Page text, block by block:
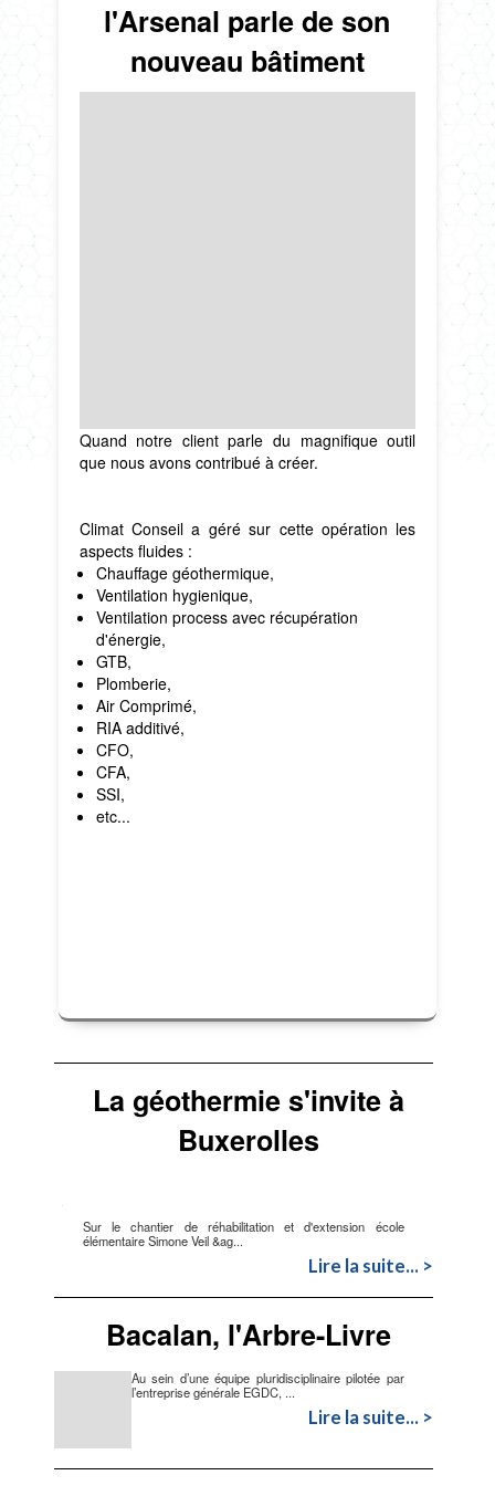
l'Arsenal parle de son
nouveau bâtiment
Quand notre client parle du magnifique outil
que nous avons contribué à créer.
Climat Conseil a géré sur cette opération les
aspects fluides :
Chauffage géothermique,
Ventilation hygienique,
Ventilation process avec récupération
d'énergie,
GTB,
Plomberie,
Air Comprimé,
RIA additivé,
CFO,
CFA,
SSI,
etc...
La géothermie s'invite à
Buxerolles
Sur le chantier de réhabilitation et d'extension école
élémentaire Simone Veil &ag...
Lire la suite... >
Bacalan, l'Arbre-Livre
Au sein d’une équipe pluridisciplinaire pilotée par
l’entreprise générale EGDC, ...
Lire la suite... >